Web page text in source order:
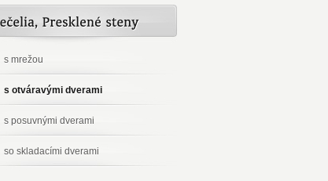
s mrežou
s otváravými dverami
s posuvnými dverami
so skladacími dverami